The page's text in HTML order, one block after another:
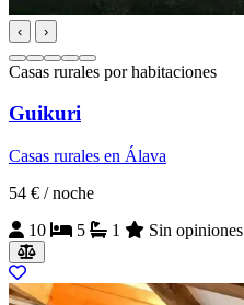
‹ ›
Casas rurales por habitaciones
Guikuri
Casas rurales en Álava
54 € / noche
10
5 1 Sin opiniones